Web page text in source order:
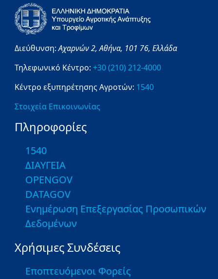
Διεύθυνση:Αχαρνών 2,Αθήνα, 101 76, Ελλάδα
Τηλεφωνικό Κέντρο: +30 (210) 212-4000
Κέντρο εξυπηρέτησης Αγροτών: 1540
Στοιχεία Επικοινωνίας
Πληροφορίες
1540
ΔΙΑΥΓΕΙΑ
OPENGOV
DATAGOV
Ενημέρωση Επεξεργασίας Προσωπικών
Δεδομένων
Χρήσιμες Συνδέσεις
Εποπτευόμενοι Φορείς